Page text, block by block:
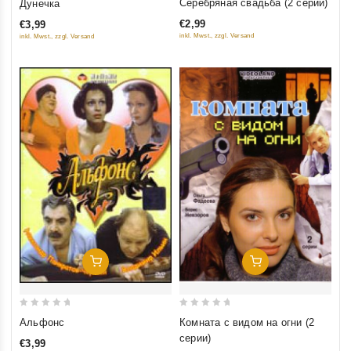
out
of
Дунечка
€3,99
inkl. Mwst., zzgl. Versand
out
of
Серебряная свадьба (2 серии)
€2,99
inkl. Mwst., zzgl. Versand
Добавить В Корзину
of
Альфонс
€3,99
Добавить В Корзину
Комната с видом на огни (2
серии)